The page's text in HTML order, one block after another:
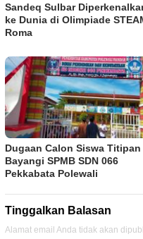
Sandeq Sulbar
ke Dunia di Olimpiade
Roma
Dugaan Calon Siswa Titipan
Bayangi SPMB SDN 066
Pekkabata Polewali
Tinggalkan Balasan
Alamat email Anda tidak akan